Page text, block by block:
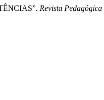
Revista Pedagógica